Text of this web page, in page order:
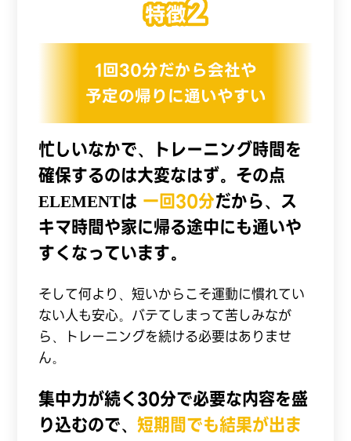
1回30分だから会社や
予定の帰りに通いやすい
忙しいなかで、トレーニング時間を
確保するのは大変なはず。その点
ELEMENTは 一回30分だから、ス
キマ時間や家に帰る途中にも通いや
すくなっています。
そして何より、短いからこそ運動に慣れてい
ない人も安心。バテてしまって苦しみなが
ら、トレーニングを続ける必要はありませ
ん。
集中力が続く30分で必要な内容を盛
り込むので、短期間でも結果が出ま